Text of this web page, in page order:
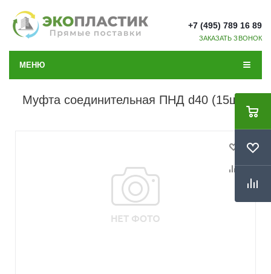
+7 (495) 789 16 89
ЗАКАЗАТЬ ЗВОНОК
МЕНЮ
Муфта соединительная ПНД d40 (15шт)